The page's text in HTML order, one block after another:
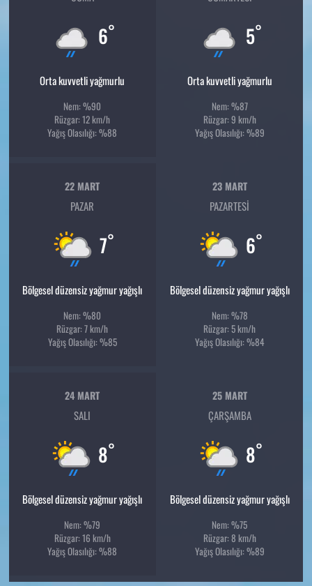
6°
Orta kuvvetli yağmurlu
Nem: %90
Rüzgar: 12 km/h
Yağış Olasılığı: %88
5°
Orta kuvvetli yağmurlu
Nem: %87
Rüzgar: 9 km/h
Yağış Olasılığı: %89
22 MART
PAZAR
7°
Bölgesel düzensiz yağmur yağışlı
Nem: %80
Rüzgar: 7 km/h
Yağış Olasılığı: %85
23 MART
PAZARTESI
6°
Bölgesel düzensiz yağmur yağışlı
Nem: %78
Rüzgar: 5 km/h
Yağış Olasılığı: %84
24 MART
SALI
8°
Bölgesel düzensiz yağmur yağışlı
Nem: %79
Rüzgar: 16 km/h
Yağış Olasılığı: %88
25 MART
ÇARŞAMBA
8°
Bölgesel düzensiz yağmur yağışlı
Nem: %75
Rüzgar: 8 km/h
Yağış Olasılığı: %89